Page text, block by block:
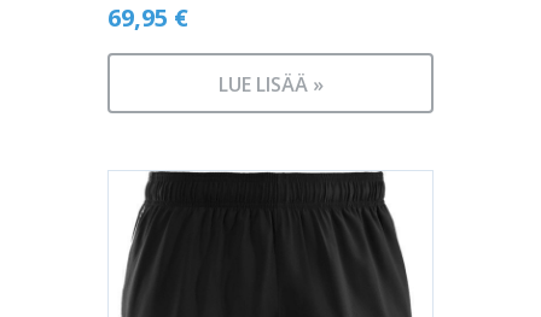
69,95 €
LUE LISÄÄ »